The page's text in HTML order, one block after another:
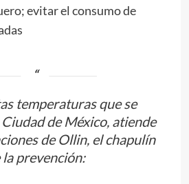
evitar el consumo de
temperaturas que se
de México, atiende
de Ollin, el chapulín
la prevención: